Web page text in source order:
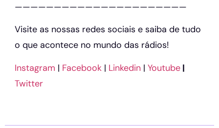
——————————————————————
Visite as nossas redes sociais e saiba de tudo
o que acontece no mundo das rádios!
Instagram | Facebook | Linkedin | Youtube |
Twitter